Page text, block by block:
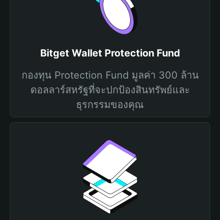
Bitget Wallet Protection Fund
กองทุน Protection Fund มูลค่า 300 ล้าน
ดอลลาร์สหรัฐที่จะปกป้องสินทรัพย์และ
ธุรกรรมของคุณ